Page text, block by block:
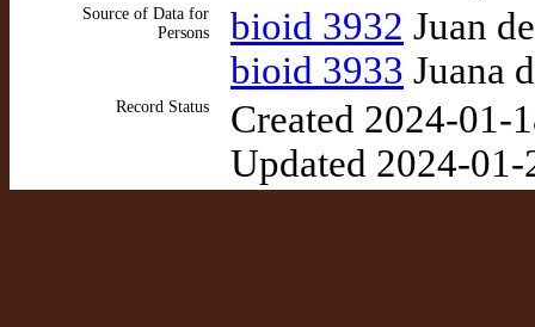
Source of Data for
Persons
bioid 3932 Juan
bioid 3933 Juana
Record Status
Created 2024-01-
Updated 2024-01-